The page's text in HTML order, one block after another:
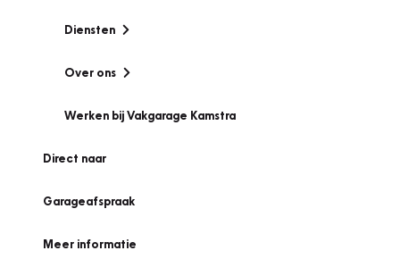
Diensten
Over ons
Werken bij Vakgarage Kamstra
Direct naar
Garageafspraak
Meer informatie